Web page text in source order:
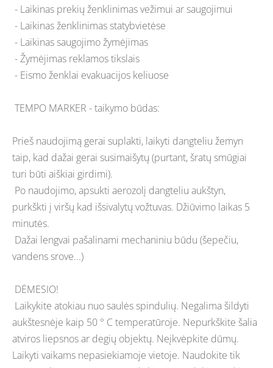
- Laikinas prekių ženklinimas vežimui ar saugojimui
- Laikinas ženklinimas statybvietėse
- Laikinas saugojimo žymėjimas
- Žymėjimas reklamos tikslais
- Eismo ženklai evakuacijos keliuose
TEMPO MARKER - taikymo būdas:
Prieš naudojimą gerai suplakti, laikyti dangteliu žemyn
taip, kad dažai gerai susimaišytų (purtant, šratų smūgiai
turi būti aiškiai girdimi).
Po naudojimo, apsukti aerozolį dangteliu aukštyn,
purkškti į viršų kad išsivalytų vožtuvas. Džiūvimo laikas 5
minutės.
Dažai lengvai pašalinami mechaniniu būdu (šepečiu,
vandens srove...)
DĖMESIO!
Laikykite atokiau nuo saulės spindulių. Negalima šildyti
aukštesnėje kaip 50 ° C temperatūroje. Nepurkškite šalia
atviros liepsnos ar degių objektų. Neįkvėpkite dūmų.
Laikyti vaikams nepasiekiamoje vietoje. Naudokite tik